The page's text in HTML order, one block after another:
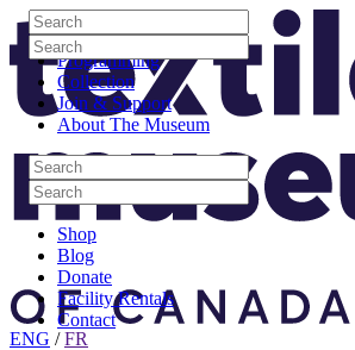
Skip to content
Visit
Programming
Collection
Join & Support
About The Museum
Search
Search
Search
Search
Shop
Blog
Donate
Facility Rentals
Contact
Search
Search
Search
Search
Site Logo
ENG /FR